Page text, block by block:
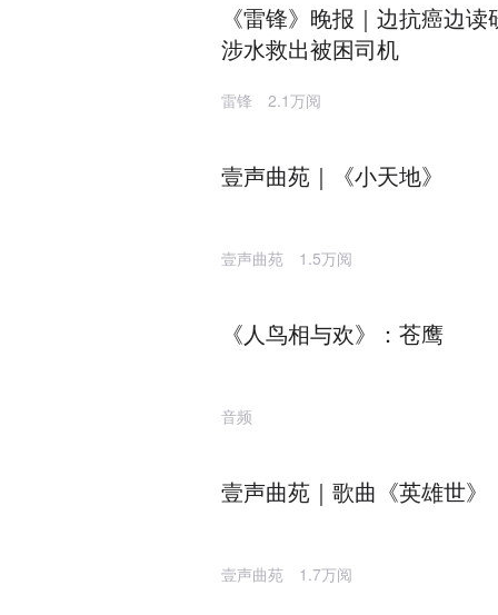
《雷锋》晚报｜边抗癌边
涉水救出被困司机
雷锋 2.1万阅
壹声曲苑｜《小天地》
壹声曲苑 1.5万阅
《人鸟相与欢》：苍鹰
音频
壹声曲苑｜歌曲《英雄世》
壹声曲苑 1.7万阅